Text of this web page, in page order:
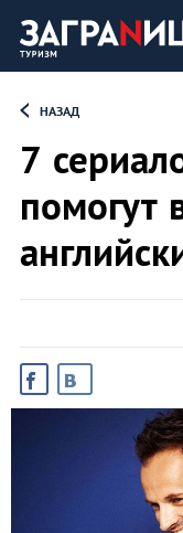
НАЗАД
7
помогут